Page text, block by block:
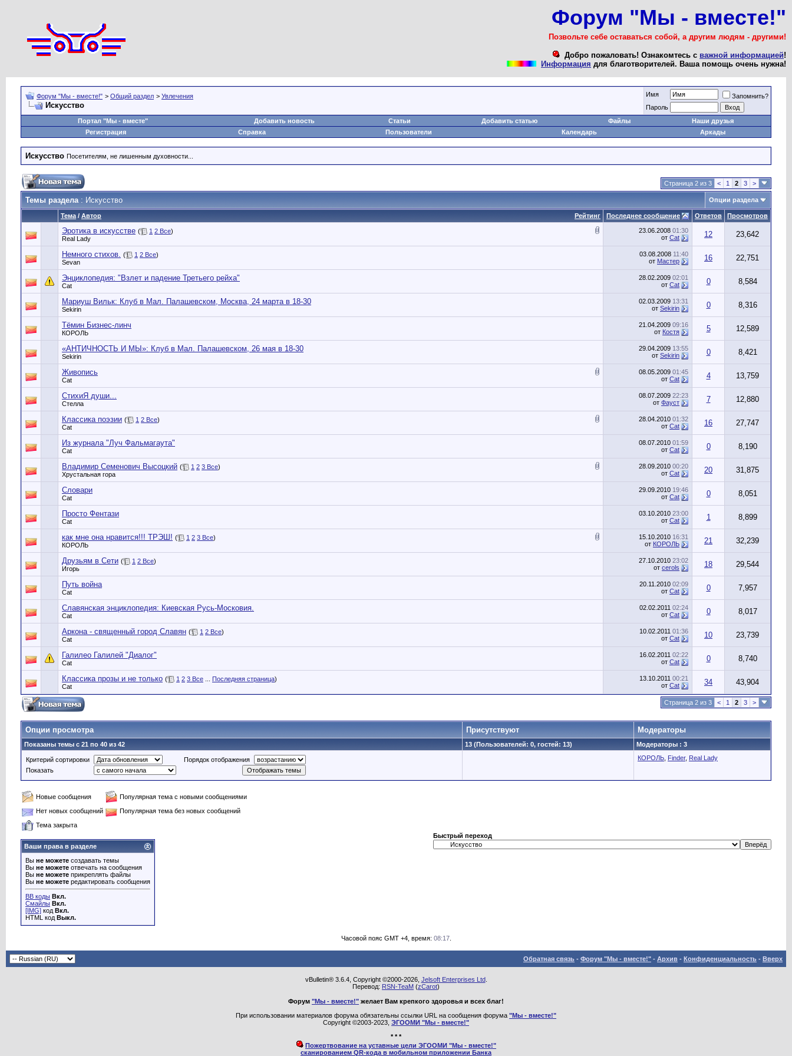
Форум "Мы - вместе!"
Позвольте себе оставаться собой, а другим людям - другими!
Добро пожаловать! Ознакомтесь с важной информацией!
Информация для благотворителей. Ваша помощь очень нужна!
Форум "Мы - вместе!" > Общий раздел > Увлечения
Искусство
Имя
Запомнить?
Пароль
Портал "Мы - вместе"
Добавить новость Статьи Добавить статью Файлы
Наши друзья
Регистрация
Справка Пользователи Календарь Аркады
Искусство Посетителям, не лишенным духовности...
Страница 2 из 3 < 1 2 3 >
Темы раздела: Искусство Опции раздела
Рейтинг
Тема / Автор Последнее сообщение Ответов Просмотров
Эротика в искусстве ( 1 2 Все)
Real Lady
23.06.2008 01:30
от Cat 12 23,642
Немного стихов. ( 1 2 Все)
Sevan
03.08.2008 11:40
от Мастер 16 22,751
Энциклопедия: "Взлет и падение Третьего рейха"
Cat
28.02.2009 02:01
от Cat 0 8,584
Мариуш Вильк: Клуб в Мал. Палашевском, Москва, 24 марта в 18-30
Sekirin
02.03.2009 13:31
от Sekirin 0 8,316
Тёмин Бизнес-линч
КОРОЛЬ
21.04.2009 09:16
от Костя 5 12,589
«АНТИЧНОСТЬ И МЫ»: Клуб в Мал. Палашевском, 26 мая в 18-30
Sekirin
29.04.2009 13:55
от Sekirin 0 8,421
Живопись
Cat
08.05.2009 01:45
от Cat 4 13,759
СтихиЯ души...
Стелла
08.07.2009 22:23
от Фауст 7 12,880
Классика поэзии ( 1 2 Все)
Cat
28.04.2010 01:32
от Cat 16 27,747
Из журнала "Луч Фальмагаута"
Cat
08.07.2010 01:59
от Cat 0 8,190
Владимир Семенович Высоцкий ( 1 2 3 Все)
Хрустальная гора
28.09.2010 00:20
от Cat 20 31,875
Словари
Cat
29.09.2010 19:46
от Cat 0 8,051
Просто Фентази
Cat
03.10.2010 23:00
от Cat 1 8,899
как мне она нравится!!! ТРЭШ! ( 1 2 3 Все)
КОРОЛЬ
15.10.2010 16:31
от КОРОЛЬ 21 32,239
Друзьям в Сети ( 1 2 Все)
Игорь
27.10.2010 23:02
от cerols 18 29,544
Путь война
Cat
20.11.2010 02:09
от Cat 0 7,957
Славянская энциклопедия: Киевская Русь-Московия.
Cat
02.02.2011 02:24
от Cat 0 8,017
Аркона - священный город Славян ( 1 2 Все)
Cat
10.02.2011 01:36
от Cat 10 23,739
Галилео Галилей "Диалог"
Cat
16.02.2011 02:22
от Cat 0 8,740
Классика прозы и не только ( 1 2 3 Все Последняя страница)
Cat
13.10.2011 00:21
от Cat 34 43,904
Страница 2 из 3 < 1 2 3 >
Опции просмотра Присутствуют Модераторы
Показаны темы с 21 по 40 из 42 13 (Пользователей: 0, гостей: 13) Модераторы : 3
Критерий сортировки
Порядок отображения
Показать
КОРОЛЬ Finder, Real Lady
Новые сообщения
Популярная тема с новыми сообщениями
Нет новых сообщений
Популярная тема без новых сообщений
Тема закрыта
Ваши права в разделе
Вы не можете создавать темы
Вы не можете отвечать на сообщения
Вы не можете прикреплять файлы
Вы не можете редактировать сообщения
BB коды Вкл.
Смайлы Вкл.
[IMG] код Вкл.
HTML код Выкл.
Быстрый переход
Часовой пояс GMT +4, время: 08:17.
Обратная связь - Форум "Мы - вместе!" - Архив - Конфиденциальность - Вверх
vBulletin® 3.6.4, Copyright ©2000-2026, Jelsoft Enterprises Ltd.
Перевод: RSN-TeaM (zCarot)
Форум "Мы - вместе!" желает Вам крепкого здоровья и всех благ!
При использовании материалов форума обязательны ссылки URL на сообщения форума "Мы - вместе!"
Copyright ©2003-2023, ЭГООМИ "Мы - вместе!"
* * *
Пожертвование на уставные цели ЭГООМИ "Мы - вместе!"
сканированием QR-кода в мобильном приложении Банка